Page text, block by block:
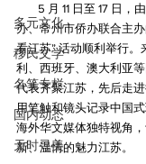
多元文化
移民文学
名笔专栏
国内动态
天时寻美
5 月 11 日至 17 日，
办、常州市侨办联合主
看江苏” 活动顺利举行
利、西班牙、澳大利亚
代表齐聚江苏，先后走
用笔触和镜头记录中国
海外华文媒体独特视角
新、温情的魅力江苏。